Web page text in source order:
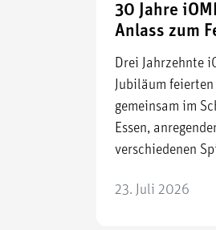
30 Jahre
Anlass zum
Drei Jahrzehnte
Jubiläum
gemeinsam im
Essen,
verschiedenen
23. Juli 2026